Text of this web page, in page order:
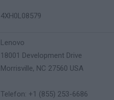
4XH0L08579
Lenovo
18001 Development Drive
Morrisville, NC 27560 USA
Telefon: +1 (855) 253-6686